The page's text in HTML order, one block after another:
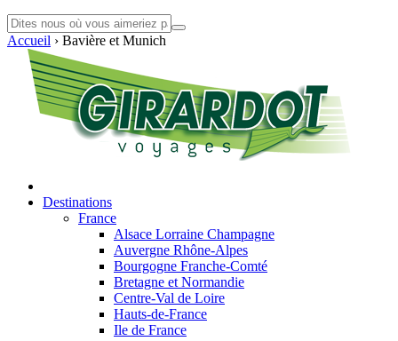
Accueil › Bavière et Munich
Destinations
France
Alsace Lorraine Champagne
Auvergne Rhône-Alpes
Bourgogne Franche-Comté
Bretagne et Normandie
Centre-Val de Loire
Hauts-de-France
Ile de France